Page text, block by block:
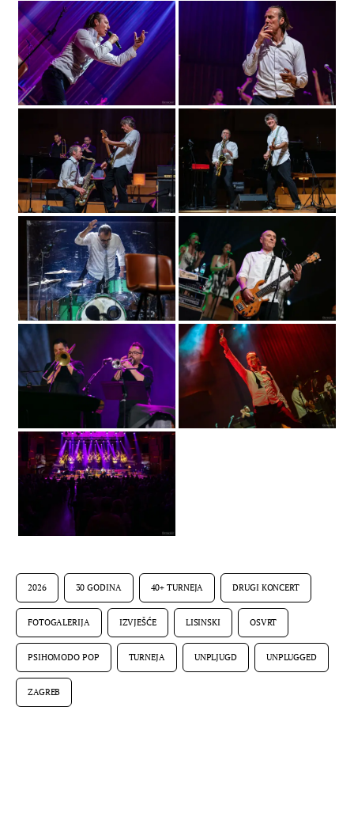
2026 30 GODINA 40+ TURNEJA DRUGI KONCERT
FOTOGALERIJA IZVJEŠĆE LISINSKI OSVRT
PSIHOMODO POP TURNEJA UNPLJUGD UNPLUGGED
ZAGREB